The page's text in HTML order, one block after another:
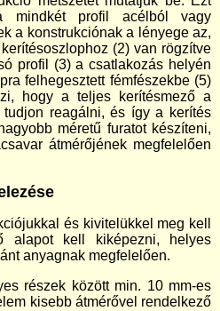
mindkét profil acélból vagy
a konstrukciónak a lényege az,
(2) van rögzítve
profil (3) a csatlakozás helyén
felhegesztett fémfészekbe (5)
hogy a teljes kerítésmező a
tudjon reagálni, és így a kerítés
méretű furatot készíteni,
átmérőjének megfelelően
és kivitelükkel meg kell
alapot kell kiképezni, helyes
anyagnak megfelelően.
részek között min. 10 mm-es
kisebb átmérővel rendelkező